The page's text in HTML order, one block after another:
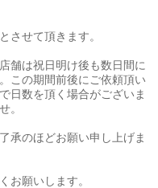
させて頂きます。
舗は祝日明け後も数日間に
この期間前後にご依頼頂い
日数を頂く場合がございま
。
承のほどお願い申し上げま
お願いします。